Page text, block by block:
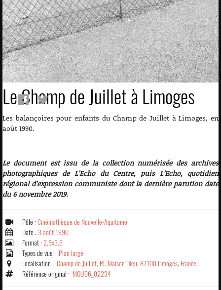
Le Champ de Juillet à Limoges
Les balançoires pour enfants du Champ de Juillet à Limoges, en
août 1990.
Le document est issu de la collection numérisée des archives
photographiques de L’Echo du Centre, puis L’Echo, quotidien
régional d’expression communiste dont la dernière parution date
du 6 novembre 2019.
Pôle : Cinémathèque de Nouvelle-Aquitaine
Date : 3 août 1990
Format : 2,5x3,5
Types de vue : Plan large
Localisation : Champ de Juillet, Pl. Maison Dieu, 87100 Limoges, France
Référence original : MOU06_02234